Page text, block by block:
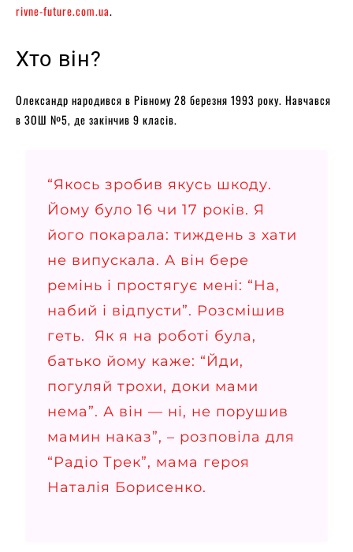
rivne-future.com.ua.
Хто він?
Олександр народився в Рівному 28 березня 1993 року. Навчався
в ЗОШ №5, де закінчив 9 класів.
“Якось зробив якусь шкоду.
Йому було 16 чи 17 років. Я
його покарала: тиждень з хати
не випускала. А він бере
ремінь і простягує мені: “На,
набий і відпусти”. Розсмішив
геть. Як я на роботі була,
батько йому каже: “Йди,
погуляй трохи, доки мами
нема”. А він — ні, не порушив
мамин наказ”, – розповіла для
“Радіо Трек”, мама героя
Наталія Борисенко.